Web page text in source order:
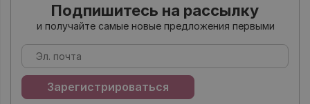
Подпишитесь на рассылку
и получайте самые новые предложения первыми